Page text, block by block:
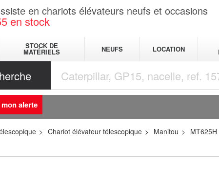
en chariots élévateurs neufs et occasions
en stock
STOCK DE
MATÉRIELS NEUFS LOCATION
alerte
Chariot élévateur télescopique Manitou MT625H